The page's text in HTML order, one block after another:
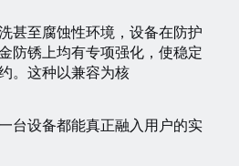
甚至腐蚀性环境，设备在防护
防锈上均有专项强化，使稳定
。这种以兼容为核
台设备都能真正融入用户的实